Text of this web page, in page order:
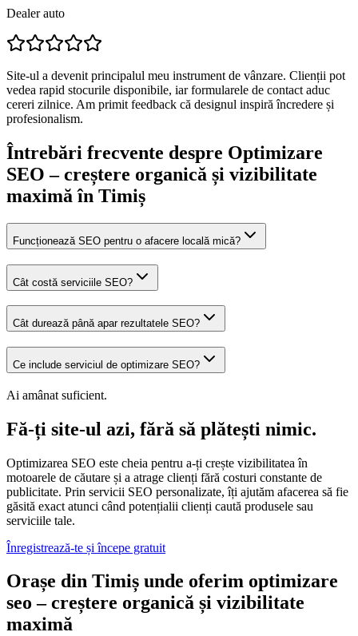
Dealer auto
Site-ul a devenit principalul meu instrument de vânzare. Clienții pot
vedea rapid stocurile disponibile, iar formularele de contact aduc
cereri zilnice. Am primit feedback că designul inspiră încredere și
profesionalism.
Întrebări frecvente despre Optimizare
SEO – creștere organică și vizibilitate
maximă în Timiș
Funcționează SEO pentru o afacere locală mică?
Cât costă serviciile SEO?
Cât durează până apar rezultatele SEO?
Ce include serviciul de optimizare SEO?
Ai amânat suficient.
Fă-ți site-ul azi, fără să plătești nimic.
Optimizarea SEO este cheia pentru a-ți crește vizibilitatea în
motoarele de căutare și a atrage clienți fără costuri constante de
publicitate. Prin servicii SEO personalizate, îți ajutăm afacerea să fie
găsită exact atunci când potențialii clienți caută produsele sau
serviciile tale.
Înregistrează-te și începe gratuit
Orașe din Timiș unde oferim optimizare
seo – creștere organică și vizibilitate
maximă